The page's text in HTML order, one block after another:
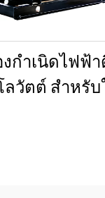
งกำเนิดไฟฟ้า
ลวัตต์ สำหรั